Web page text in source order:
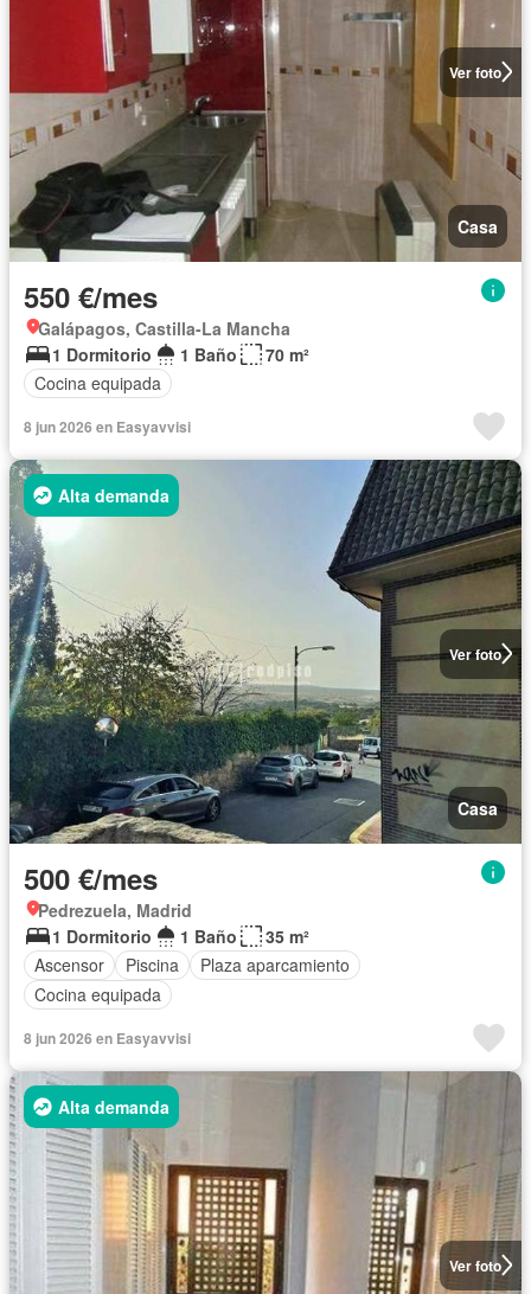
Ver foto
Casa
550 €/mes
Galápagos, Castilla-La Mancha
1 Dormitorio
1 Baño
70 m²
Cocina equipada
8 jun 2026 en Easyavvisi
Ver foto
Alta demanda
Casa
500 €/mes
Pedrezuela, Madrid
1 Dormitorio
1 Baño
35 m²
Ascensor
Piscina
Plaza aparcamiento
Cocina equipada
8 jun 2026 en Easyavvisi
Ver foto
Alta demanda